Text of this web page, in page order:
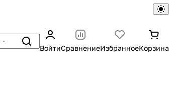
ВойтиСравнениеИзбранноеКорзина